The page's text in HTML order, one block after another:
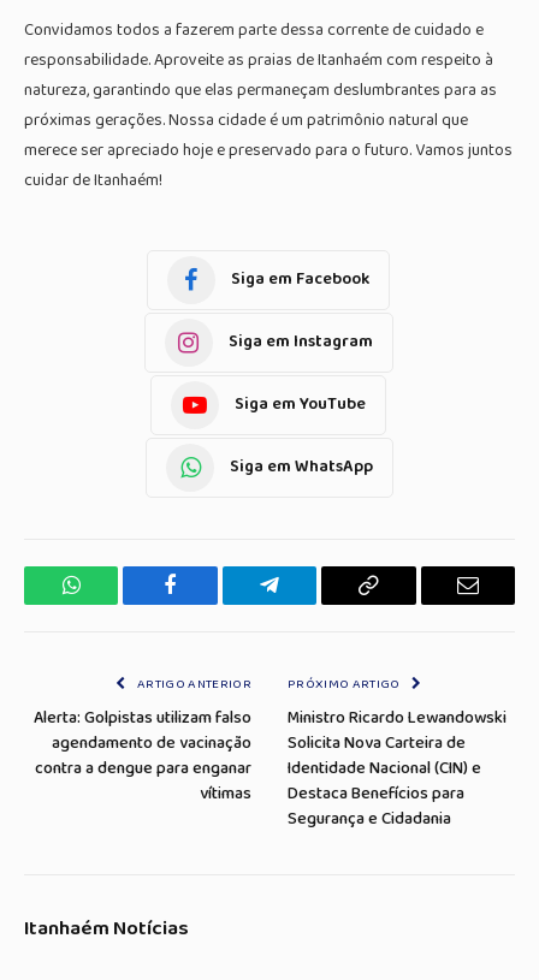
Convidamos todos a fazerem parte dessa corrente de cuidado e
responsabilidade. Aproveite as praias de Itanhaém com respeito à
natureza, garantindo que elas permaneçam deslumbrantes para as
próximas gerações. Nossa cidade é um patrimônio natural que
merece ser apreciado hoje e preservado para o futuro. Vamos juntos
cuidar de Itanhaém!
Siga em Facebook
Siga em Instagram
Siga em YouTube
Siga em WhatsApp
WhatsApp Facebook Telegrama Copiar
E-
ARTIGO ANTERIOR
Alerta: Golpistas utilizam falso
agendamento de vacinação
contra a dengue para enganar
vítimas
PRÓXIMO ARTIGO
Ministro Ricardo Lewandowski
Solicita Nova Carteira de
Identidade Nacional (CIN) e
Destaca Benefícios para
Segurança e Cidadania
Itanhaém Notícias